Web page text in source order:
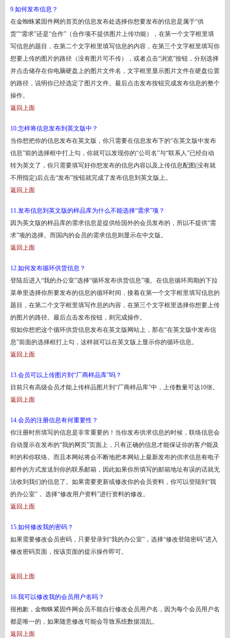
9.如何发布信息？
在金蜘蛛紧固件网的首页的信息发布处选择你想要发布的信息是属于“供
货”“需求”还是“合作”（合作项不提供图片上传功能），在第一个文字框里填
写信息的题目，在第二个文字框里填写信息的内容，在第三个文字框里填写你
想要上传的图片的路径（没有图片可不传），或者点击“浏览”按钮，分别选择
并点击储存在你电脑硬盘上的图片文件名，文字框里显示图片文件在硬盘位置
的路径，说明你已经选定了图片文件。最后点击发布按钮完成发布信息的整个
操作。
返回上面
10.怎样将信息发布到英文版中？
当你想把你的信息发布在英文版，你只需要在信息发布下的“在英文版中发布
信息”前的选择框中打上勾，你就可以发现你的“公司名”与“联系人”已经自动
转为英文了，你只需要填写好你想发布的信息内容以及上传信息配图(没有就
不用指定)后点击“发布”按钮就完成了发布信息到英文版上。
返回上面
11.发布信息到英文版的样品库为什么不能选择“需求”项？
因为英文版的样品库的需求信息是提供给国外的会员发布的，所以不提供“需
求”项的选择。而国内的会员的需求信息则显示在中文版。
返回上面
12.如何发布循环供货信息？
登陆后进入 “我的办公室”选择“循环发布供货信息”项。在信息循环周期的下拉
菜单里选择你所要发布的信息的循环时间，接着在第一个文字框里填写信息的
题目，在第二个文字框里填写作息的内容，在第三个文字框里选择你想要上传
的图片的路径。最后点击发布按钮，则完成操作。
假如你想把这个循环供货信息发布在英文版网站上，那在“在英文版中发布信
息”前面的选择框打上勾，这样就可以在英文版上显示你的循环信息。
返回上面
13.会员可以上传图片到“厂商样品库”吗？
目前只有高级会员才能上传样品图片到“厂商样品库”中，上传数量可达10张。
返回上面
14.会员的注册信息有何重要性？
你注册时所填写的信息是非常重要的！当你发布供求信息的时候，联络信息会
自动显示在发布的“我的网页”页面上，只有正确的信息才能保证你的客户能及
时的和你联络。而且本网站将会不断地把本网站上最新发布的供求信息有电子
邮件的方式发送到你的联系邮箱，因此如果你所填写的邮箱地址有误的话就无
法收到我们的信息了。如果需要更新或修改你的会员资料，你可以登陆到“我
的办公室”， 选择“修改用户资料”进行资料的修改。
返回上面
15.如何修改我的密码？
如果需要修改会员密码，只要登录到“我的办公室”，选择“修改登陆密码”进入
修改密码页面，按该页面的提示操作即可。
返回上面
16.我可以修改我的会员用户名吗？
很抱歉，金蜘蛛紧固件网会员不能自行修改会员用户名，因为每个会员用户名
都是唯一的，如果随意修改可能会导致系统数据混乱。
返回上面